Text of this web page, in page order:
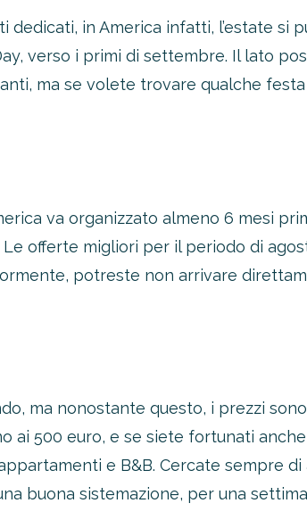
in America infatti, l’estate si
verso i primi di settembre. Il lato
ma se volete trovare qualche
va organizzato almeno 6 mesi
offerte migliori per il periodo di
potreste non arrivare
ma nonostante questo, i prezzi
ai 500 euro, e se siete fortunati
e B&B. Cercate sempre
buona sistemazione, per una